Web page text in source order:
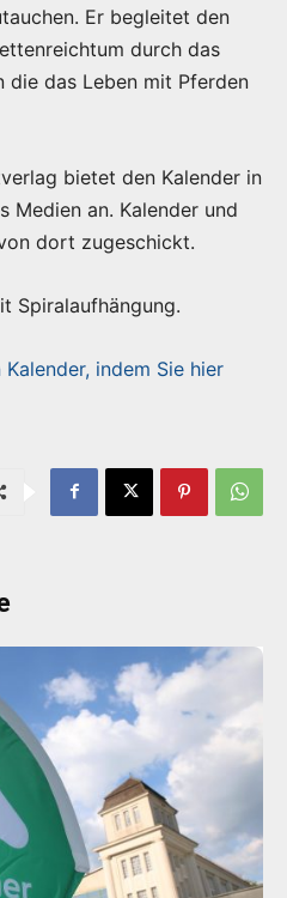
Er begleitet den
durch das
die das Leben mit Pferden
bietet den Kalender in
Medien an. Kalender und
dort zugeschickt.
Spiralaufhängung.
indem Sie hier